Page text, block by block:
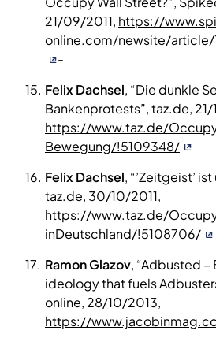
21/09/2011, https://
online.com/newsite/article/
-
Felix Dachsel, “Die dunkle
Bankenprotests”, taz.de, 21/
https://www.taz.de/
Bewegung/!5109348/
Felix Dachsel, “’Zeitgeist’
taz.de, 30/10/2011,
https://www.taz.de/
inDeutschland/!5108706/
Ramon Glazov, “Adbusted –
ideology that fuels
online, 28/10/2013,
https://